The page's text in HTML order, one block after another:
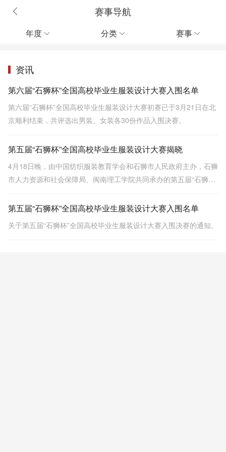
赛事导航
年度  分类  赛事 
资讯
第六届“石狮杯”全国高校毕业生服装设计大赛入围名单
第六届“石狮杯”全国高校毕业生服装设计大赛初赛已于3月21日在北
京顺利结束，共评选出男装、女装各30份作品入围决赛。
第五届“石狮杯”全国高校毕业生服装设计大赛揭晓
4月18日晚，由中国纺织服装教育学会和石狮市人民政府主办，石狮
市人力资源和社会保障局、闽南理工学院共同承办的第五届“石狮
第五届“石狮杯”全国高校毕业生服装设计大赛入围名单
关于第五届“石狮杯”全国高校毕业生服装设计大赛入围决赛的通知。